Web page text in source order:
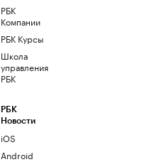
РБК
Компании
РБК Курсы
Школа
управления
РБК
РБК
Новости
iOS
Android